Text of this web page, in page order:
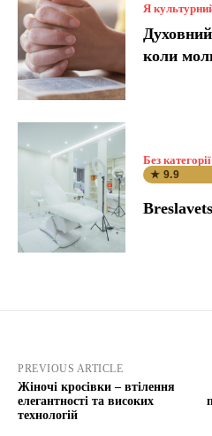
Я
коли
Без категорії
★ 9.9
PREVIOUS ARTICLE
Жіночі кросівки – втілення
елегантності та високих
технологій